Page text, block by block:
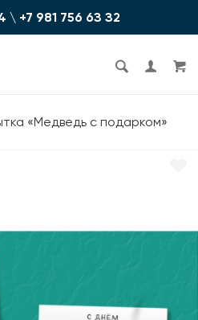
\ +7 981 756 6З З2
«Медведь с подарком»